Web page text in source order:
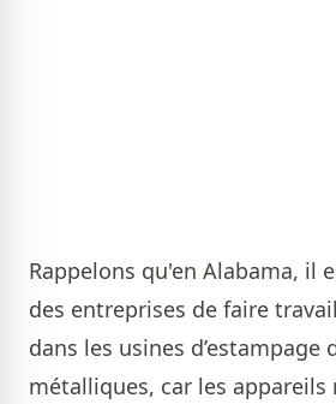
Rappelons qu'en Alabama, il
des entreprises de faire
dans les usines d’estampage
métalliques, car les